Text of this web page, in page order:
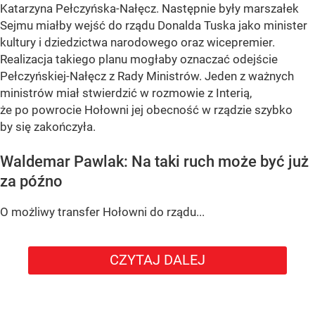
Katarzyna Pełczyńska-Nałęcz. Następnie były marszałek
Sejmu miałby wejść do rządu Donalda Tuska jako minister
kultury i dziedzictwa narodowego oraz wicepremier.
Realizacja takiego planu mogłaby oznaczać odejście
Pełczyńskiej-Nałęcz z Rady Ministrów. Jeden z ważnych
ministrów miał stwierdzić w rozmowie z Interią,
że po powrocie Hołowni jej obecność w rządzie szybko
by się zakończyła.
Waldemar Pawlak: Na taki ruch może być już
za późno
O możliwy transfer Hołowni do rządu...
CZYTAJ DALEJ